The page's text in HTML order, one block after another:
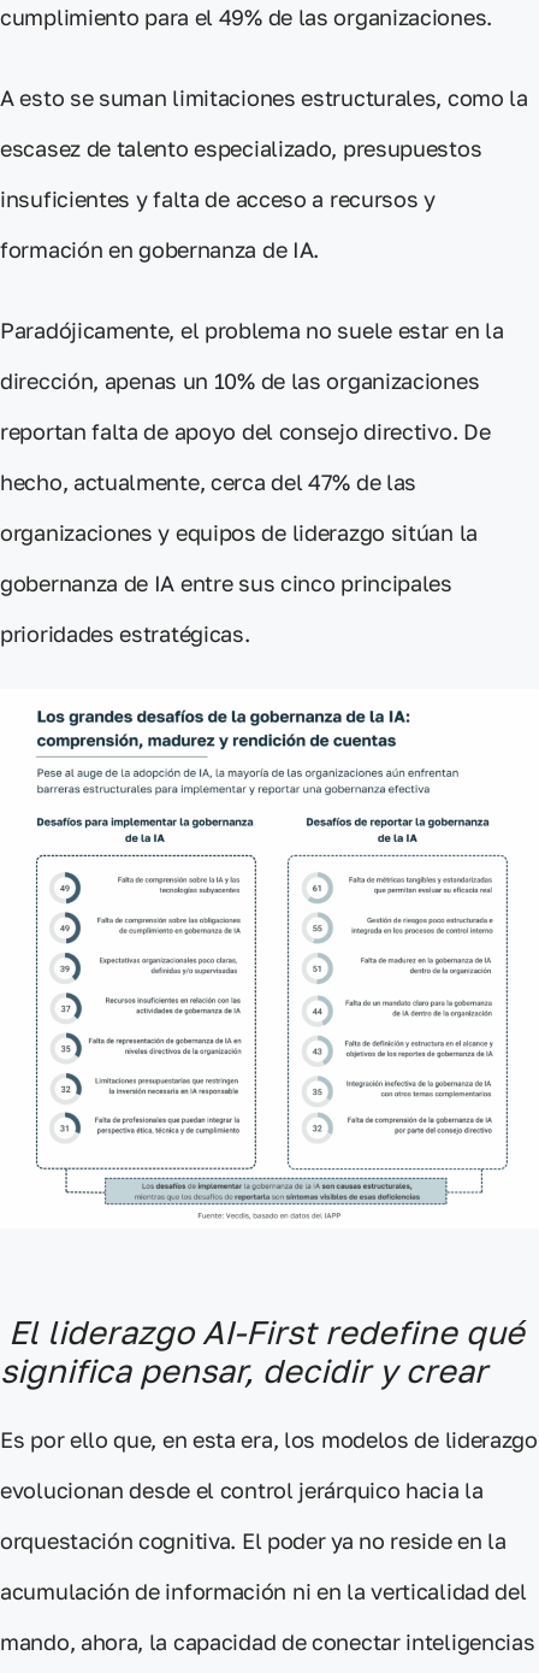
cumplimiento para el 49% de las organizaciones.
A esto se suman limitaciones estructurales, como la
escasez de talento especializado, presupuestos
insuficientes yfalta de acceso a recursos y
formación en gobernanza de IA.
Paradójicamente, el problema no suele estar en la
dirección, apenas un 10% de las organizaciones
reportan falta de apoyo del consejo directivo. De
hecho, actualmente, cerca del 47% de las
organizaciones y equipos de liderazgo sitúan la
gobernanza de IA entre sus cinco principales
prioridades estratégicas.
El liderazgo AI-First redefine qué
significa pensar, decidir y crear
Es por ello que, en esta era, los modelos de liderazgo
evolucionan desde el control jerárquico hacia la
orquestación cognitiva. El poder ya no reside en la
acumulación de información ni en la verticalidad del
mando, ahora, la capacidad de conectar inteligencias